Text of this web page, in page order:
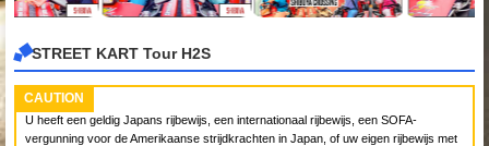
STREET KART Tour H2S
CAUTION
U heeft een geldig Japans rijbewijs, een internationaal rijbewijs, een SOFA-
vergunning voor de Amerikaanse strijdkrachten in Japan, of uw eigen rijbewijs met